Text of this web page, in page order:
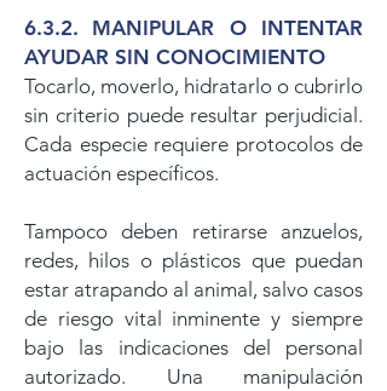
6.3.2.
MANIPULAR O INTENTAR
AYUDAR SIN CONOCIMIENTO
Tocarlo, moverlo, hidratarlo o cubrirlo
sin criterio puede resultar perjudicial.
Cada especie requiere protocolos de
actuación específicos.
Tampoco deben retirarse anzuelos,
redes, hilos o plásticos que puedan
estar atrapando al animal, salvo casos
de riesgo vital inminente y siempre
bajo las indicaciones del personal
autorizado. Una manipulación